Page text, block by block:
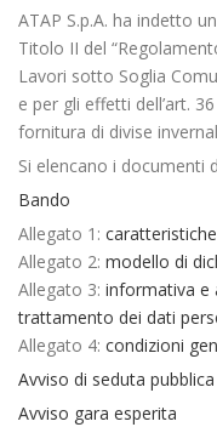
ATAP S.p.A. ha indetto
Titolo II del
Lavori sotto Soglia
e per gli effetti dell’art.
fornitura di divise
Si elencano i documenti
Bando
Allegato 1:
Allegato 2: modello di
Allegato 3: informativa e
trattamento dei dati
Allegato 4: condizioni
Avviso di seduta pubblica
Avviso gara esperita